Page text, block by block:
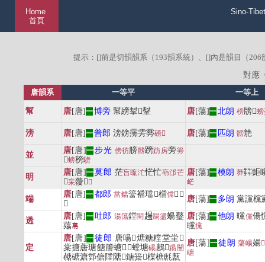
Home
首頁
Sino-
提示：[]前是切韻韻系（193韻系統）、[]內是韻目（206
對應
唐韻系
一等平 一等上
幫 唐[唐]一博旁幫縍㨍𨢐鞤 唐[蕩]一北朗 榜牓𣮧螃
滂 唐[唐]一普郎 滂鎊霶雱䨦磅𣂆 唐[蕩]一 匹朗 髈䒍
並
唐[唐]一步光 傍彷膀髈䠙趽房旁篣
𨜷螃䅭騯
明
唐[唐]一莫郎 茫吂䀮汒恾忙朚邙芒
𥐞杗蘉𡩩𨛌
唐[蕩]一模朗 莽茻壾
㟐
端
唐[唐]一 都郎 當鐺簹襠璫𨎴檔儅𦡁㼕
蟷
唐[蕩]一 多朗 黨讜欓
透
唐[唐] 一吐郎 湯簜鏜闛𧼮踼盪蝪鼞
薚𦳝
唐[蕩]一他朗 曭儻偒
㿩攩
定
唐[唐]一徒郎 唐啺𥏬煻糖糛堂坣𪕹
棠搪蓎瑭餹篖螗𤚫𤛋螳塘碭鶶𩹶踼闛
赯磄溏䣘傏隚䧜𨶈鎕䉎𨍴橖榶㲥㼺
唐[蕩]一徒朗 蕩崵婸𥯕
嵣